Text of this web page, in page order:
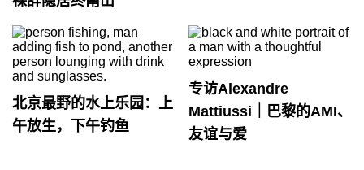
北京最野的水上乐园：上
午放生，下午钓鱼
专访Alexandre
Mattiussi｜巴黎的AMI、
友谊与爱